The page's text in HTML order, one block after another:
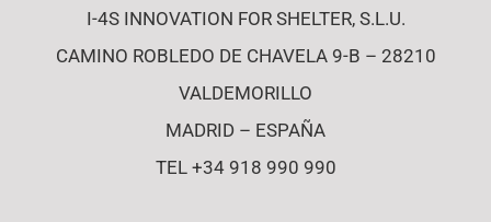
I-4S INNOVATION FOR SHELTER, S.L.U.
CAMINO ROBLEDO DE CHAVELA 9-B – 28210
VALDEMORILLO
MADRID – ESPAÑA
TEL +34 918 990 990